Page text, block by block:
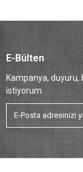
E-Bülten
Kampanya,
istiyorum.